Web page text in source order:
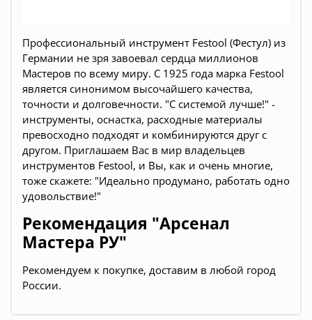
Профессиональный инструмент Festool (Фестул) из
Германии не зря завоевал сердца миллионов
Мастеров по всему миру. С 1925 года марка Festool
является синонимом высочайшего качества,
точности и долговечности. "С системой лучше!" -
инструменты, оснастка, расходные материалы
превосходно подходят и комбинируются друг с
другом. Приглашаем Вас в мир владельцев
инструментов Festool, и Вы, как и очень многие,
тоже скажете: "Идеально продумано, работать одно
удовольствие!"
Рекомендация "Арсенал
Мастера РУ"
Рекомендуем к покупке, доставим в любой город
России.